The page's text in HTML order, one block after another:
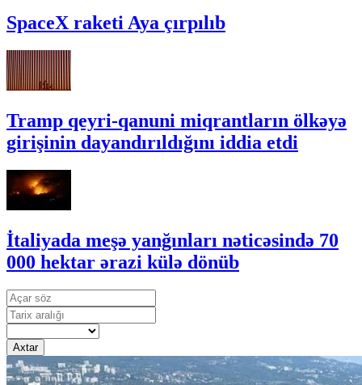
SpaceX raketi Aya çırpılıb
Tramp qeyri-qanuni miqrantların ölkəyə
girişinin dayandırıldığını iddia etdi
İtaliyada meşə yanğınları nəticəsində 70
000 hektar ərazi külə dönüb
Axtar